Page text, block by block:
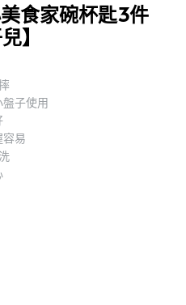
食家碗杯匙3件
】
子使用
易